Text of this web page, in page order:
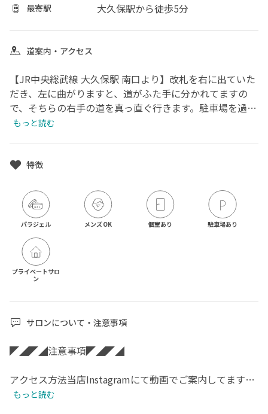
最寄駅 大久保駅から徒歩5分
道案内・アクセス
【JR中央総武線 大久保駅 南口より】改札を右に出ていた
だき、左に曲がりますと、道がふた手に分かれてますの
で、そちらの右手の道を真っ直ぐ行きます。駐車場を過ぎ
た左側、赤いレンガのビル「新宿タウンプラザビル」入り
あるエレベーターで４Ｆで降り、突き当たり右側の３ｕ号
⚠️階段では4階まで上がれない為お気をつけください。
⚠️建物の看板などにArs nailの表記ないためお気をつけく
ださい。お部屋の前には表記ございます。
もっと読む
特徴
パラジェル メンズOK 個室あり 駐車場あり
プライベートサロ
ン
サロンについて・注意事項
◤◢◤◢注意事項◤◢◤◢
アクセス方法当店Instagramにて動画でご案内してます！
確認お願いいたします🙇‍♀️
もっと読む